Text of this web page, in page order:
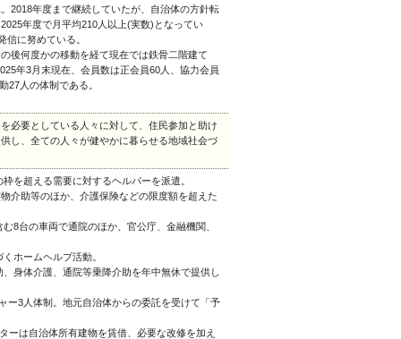
2018年度まで継続していたが、自治体の方針転
年度で月平均210人以上(実数)となってい
に努めている。
何度かの移動を経て現在では鉄骨二階建て
年3月末現在、会員数は正会員60人、協力会員
27人の体制である。
必要としている人々に対して、住民参加と助け
し、全ての人々が健やかに暮らせる地域社会づ
を超える需要に対するヘルパーを派遣。
介助等のほか、介護保険などの限度額を超えた
8台の車両で通院のほか、官公庁、金融機関、
ホームヘルプ活動。
身体介護、通院等乗降介助を年中無休で提供し
ー3人体制。地元自治体からの委託を受けて「予
ーは自治体所有建物を賃借、必要な改修を加え